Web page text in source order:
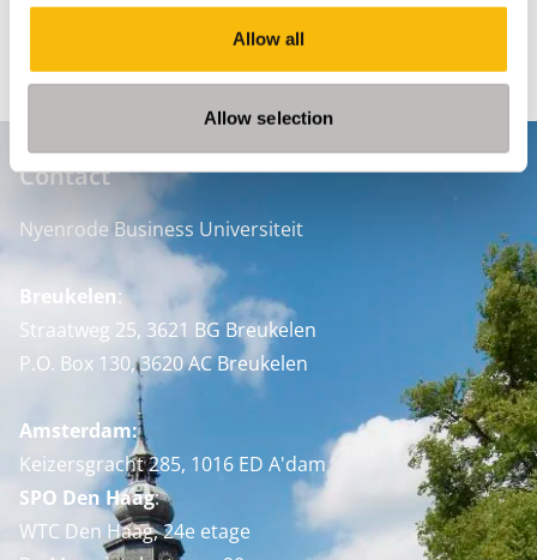
Allow all
Allow selection
LINKEDINWHATSAPP
Contact
Nyenrode Business Universiteit
Breukelen:
Straatweg 25, 3621 BG Breukelen
P.O. Box 130, 3620 AC Breukelen
Amsterdam:
Keizersgracht 285, 1016 ED A'dam
SPO Den Haag:
WTC Den Haag, 24e etage